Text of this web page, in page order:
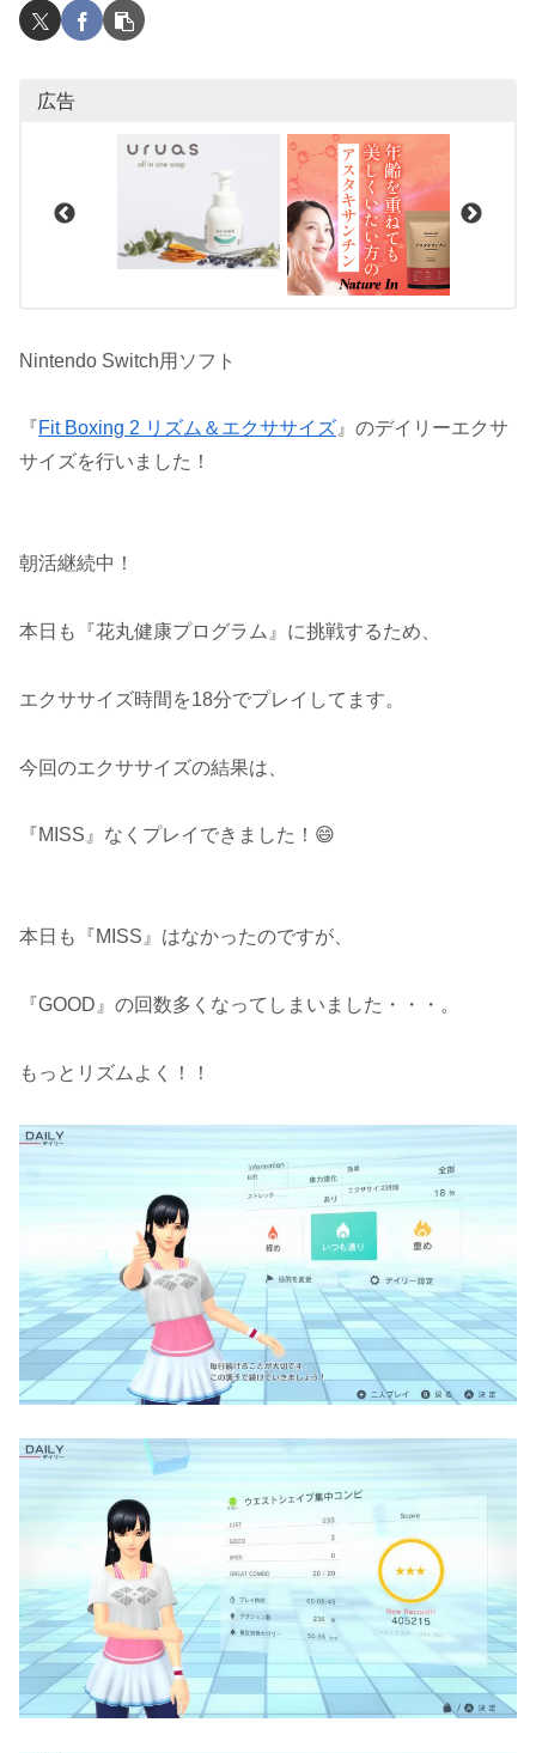
広告
Nintendo Switch用ソフト
『Fit Boxing 2 リズム＆エクササイズ 』のデイリーエクサ
サイズを行いました！
朝活継続中！
本日も『花丸健康プログラム』に挑戦するため、
エクササイズ時間を18分でプレイしてます。
今回のエクササイズの結果は、
『MISS』なくプレイできました！😄
本日も『MISS』はなかったのですが、
『GOOD』の回数多くなってしまいました・・・。
もっとリズムよく！！